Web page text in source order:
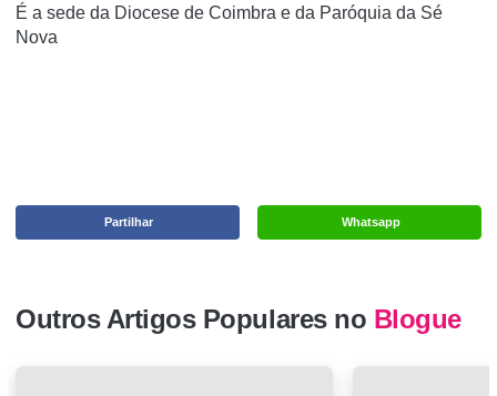
É a sede da Diocese de Coimbra e da Paróquia da Sé
Nova
Whatsapp
Partilhar
Outros Artigos Populares no Blogue